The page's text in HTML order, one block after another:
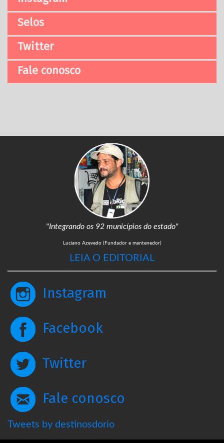
Selos
Twitter
Fale conosco
"Integrando os 92 municípios do estado"
Luciano Azevedo (Fundador e mantenedor)
LEIA O EDITORIAL
Instagram
Facebook
Twitter
Fale conosco
Tweets by destinosdorio